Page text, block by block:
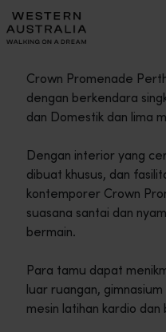
Crown Promenade
dengan berkendara
dan Domestik dan lima
Dengan interior yang
dibuat khusus, dan
kontemporer Crown
suasana santai dan
bermain.
Para tamu dapat
luar ruangan,
mesin latihan kardio